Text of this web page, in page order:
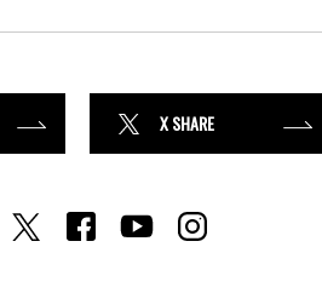
X SHARE